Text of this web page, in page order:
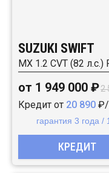
SUZUKI SWIFT
MX 1.2 CVT (82 л.с.)
от 1 949 000 ₽2
Кредит от 20 890 ₽/
гарантия 3 года /
КРЕДИТ